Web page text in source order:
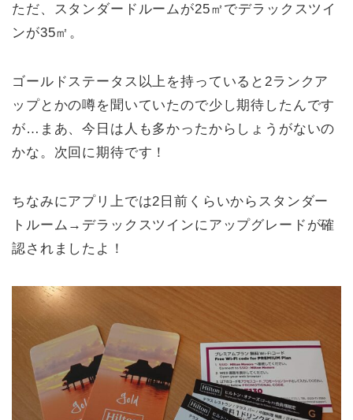
ただ、スタンダードルームが25㎡でデラックスツイ
ンが35㎡。
ゴールドステータス以上を持っていると2ランクア
ップとかの噂を聞いていたので少し期待したんです
が…まあ、今日は人も多かったからしょうがないの
かな。次回に期待です！
ちなみにアプリ上では2日前くらいからスタンダー
トルーム→デラックスツインにアップグレードが確
認されましたよ！